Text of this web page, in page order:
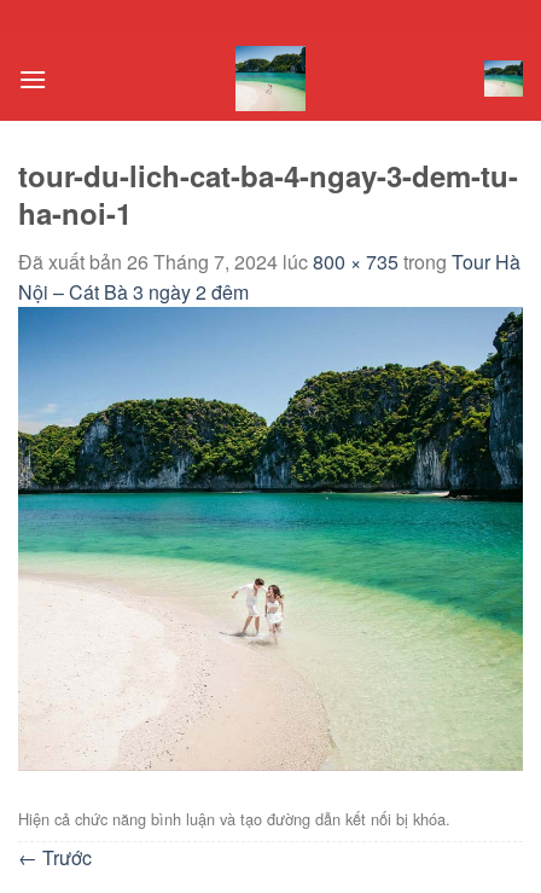
nội
tour-du-lich-cat-ba-4-ngay-3-dem-tu-
ha-noi-1
Đã xuất bản 26 Tháng 7, 2024 lúc800 × 735trong Tour Hà
Nội – Cát Bà 3 ngày 2 đêm
Hiện cả chức năng bình luận và tạo đường dẫn kết nối bị khóa.
← Trước